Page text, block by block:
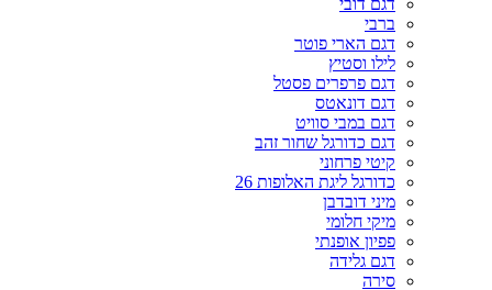
דגם דובי
ברבי
דגם הארי פוטר
לילו וסטיץ
דגם פרפרים פסטל
דגם דונאטס
דגם במבי סוויט
דגם כדורגל שחור זהב
קיטי פרחוני
כדורגל ליגת האלופות 26
מיני דובדבן
מיקי חלומי
פפיון אופנתי
דגם גלידה
סירה